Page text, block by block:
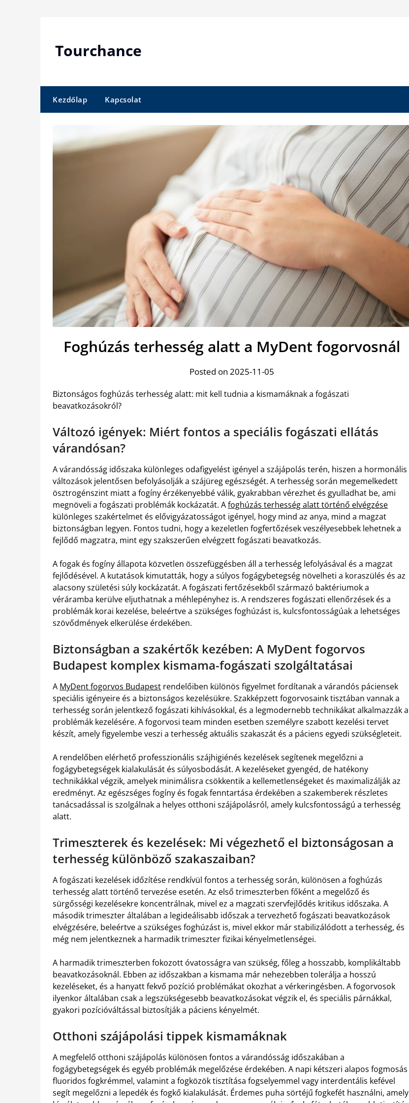
Tourchance
Kezdőlap Kapcsolat
Foghúzás terhesség alatt a MyDent fogorvosnál
Posted on 2025-11-05
Biztonságos foghúzás terhesség alatt: mit kell tudnia a kismamáknak a fogászati
beavatkozásokról?
Változó igények: Miért fontos a speciális fogászati ellátás
várandósan?
A várandósság időszaka különleges odafigyelést igényel a szájápolás terén, hiszen a hormonális
változások jelentősen befolyásolják a szájüreg egészségét. A terhesség során megemelkedett
ösztrogénszint miatt a fogíny érzékenyebbé válik, gyakrabban vérezhet és gyulladhat be, ami
megnöveli a fogászati problémák kockázatát. Afoghúzás terhesség alatt történő elvégzése
különleges szakértelmet és elővigyázatosságot igényel, hogy mind az anya, mind a magzat
biztonságban legyen. Fontos tudni, hogy a kezeletlen fogfertőzések veszélyesebbek lehetnek a
fejlődő magzatra, mint egy szakszerűen elvégzett fogászati beavatkozás.
A fogak és fogíny állapota közvetlen összefüggésben áll a terhesség lefolyásával és a magzat
fejlődésével. A kutatások kimutatták, hogy a súlyos fogágybetegség növelheti a koraszülés és az
alacsony születési súly kockázatát. A fogászati fertőzésekből származó baktériumok a
véráramba kerülve eljuthatnak a méhlepényhez is. A rendszeres fogászati ellenőrzések és a
problémák korai kezelése, beleértve a szükséges foghúzást is, kulcsfontosságúak a lehetséges
szövődmények elkerülése érdekében.
Biztonságban a szakértők kezében: A MyDent fogorvos
Budapest komplex kismama-fogászati szolgáltatásai
A MyDent fogorvos Budapest rendelőiben különös figyelmet fordítanak a várandós páciensek
speciális igényeire és a biztonságos kezelésükre. Szakképzett fogorvosaink tisztában vannak a
terhesség során jelentkező fogászati kihívásokkal, és a legmodernebb technikákat alkalmazzák a
problémák kezelésére. A fogorvosi team minden esetben személyre szabott kezelési tervet
készít, amely figyelembe veszi a terhesség aktuális szakaszát és a páciens egyedi szükségleteit.
A rendelőben elérhető professzionális szájhigiénés kezelések segítenek megelőzni a
fogágybetegségek kialakulását és súlyosbodását. A kezeléseket gyengéd, de hatékony
technikákkal végzik, amelyek minimálisra csökkentik a kellemetlenségeket és maximalizálják az
eredményt. Az egészséges fogíny és fogak fenntartása érdekében a szakemberek részletes
tanácsadással is szolgálnak a helyes otthoni szájápolásról, amely kulcsfontosságú a terhesség
alatt.
Trimeszterek és kezelések: Mi végezhető el biztonságosan a
terhesség különböző szakaszaiban?
A fogászati kezelések időzítése rendkívül fontos a terhesség során, különösen a foghúzás
terhesség alatt történő tervezése esetén. Az első trimeszterben főként a megelőző és
sürgősségi kezelésekre koncentrálnak, mivel ez a magzati szervfejlődés kritikus időszaka. A
második trimeszter általában a legideálisabb időszak a tervezhető fogászati beavatkozások
elvégzésére, beleértve a szükséges foghúzást is, mivel ekkor már stabilizálódott a terhesség, és
még nem jelentkeznek a harmadik trimeszter fizikai kényelmetlenségei.
A harmadik trimeszterben fokozott óvatosságra van szükség, főleg a hosszabb, komplikáltabb
beavatkozásoknál. Ebben az időszakban a kismama már nehezebben tolerálja a hosszú
kezeléseket, és a hanyatt fekvő pozíció problémákat okozhat a vérkeringésben. A fogorvosok
ilyenkor általában csak a legszükségesebb beavatkozásokat végzik el, és speciális párnákkal,
gyakori pozícióváltással biztosítják a páciens kényelmét.
Otthoni szájápolási tippek kismamáknak
A megfelelő otthoni szájápolás különösen fontos a várandósság időszakában a
fogágybetegségek és egyéb problémák megelőzése érdekében. A napi kétszeri alapos fogmosás
fluoridos fogkrémmel, valamint a fogközök tisztítása fogselyemmel vagy interdentális kefével
segít megelőzni a lepedék és fogkő kialakulását. Érdemes puha sörtéjű fogkefét használni, amely